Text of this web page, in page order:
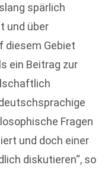
spärlich
und über
diesem Gebiet
ein Beitrag zur
Fragen
und doch einer
diskutieren“, so